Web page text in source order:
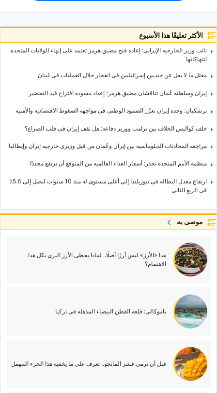
الأكثر تعليقًا هذا الأسبوع
نائب وزیر الخارجیه الإیرانی: إعاده فتح مضیق هرمز تعتمد على إنهاء الولایات المتحده
انتهاکاتها
مقتل ما لا یقل عن جندیین إسرائیلیین فی انفجار خلال العملیات فی لبنان
إیران وسلطنه عُمان تناقشان مضیق هرمز؛ إعداد مسوده اقتراح قید التحضیر
بزشکیان: وحده إیران تعزّز الصمود الوطنی فی مواجهه الضغوط الاقتصادیه والأمنیه
خلف کوالیس الخلاف بین ترامب ووزیر دفاعه: هل تقف إیران فی قلب الصراع؟
مراجعه المحادثات الدبلوماسیه بین إیران وعُمان من قبل وزیری خارجیه إیران وإیطالیا
منظمه الأمم المتحده تحذر: أسعار الغذاء العالمیه من المتوقع أن ترتفع مجددًا
ارتفاع معدل البطاله فی نیوزیلندا إلى أعلى مستوى له منذ 10 سنوات لیصل إلى 5.6٪
فی الربع الثانی
موصى به
هذا «الأرز» لیس أرزًا أصلًا.. لماذا یحظى الأرز البری بکل هذا
الاهتمام؟
باموکالی: قلعه القطن البیضاء المذهله فی ترکیا
قبل أن ترمی قشر المانجو.. تعرف على ما یخفیه هذا الجزء المهمل